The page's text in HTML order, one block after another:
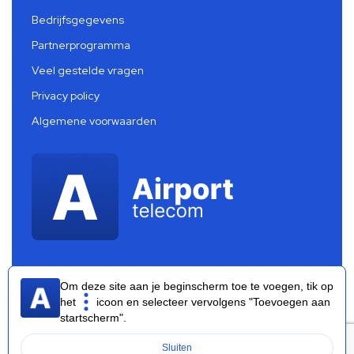
Bedrijfsgegevens
Partnerprogramma
Veel gestelde vragen
Privacy policy
Algemene voorwaarden
Airport Telecom 2026 ®
Om deze site aan je beginscherm toe te voegen, tik op
het
icoon en selecteer vervolgens "Toevoegen aan
startscherm".
Sluiten